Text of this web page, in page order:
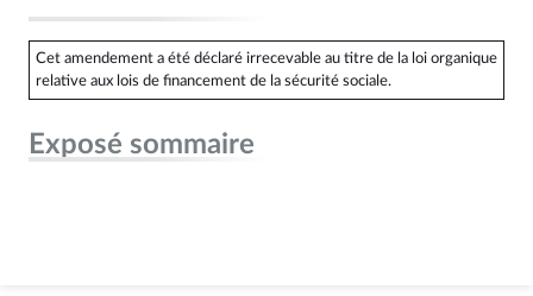
Cet amendement a été déclaré irrecevable au titre de la loi organique
relative aux lois de financement de la sécurité sociale.
Exposé sommaire